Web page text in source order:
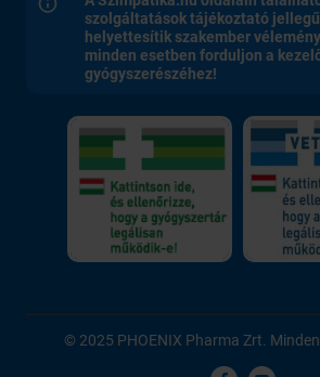
szolgáltatások tájékoztató
helyettesítik szakember
minden esetben forduljon a
gyógyszerészéhez!
© 2025 PHOENIX Pharma Zrt.